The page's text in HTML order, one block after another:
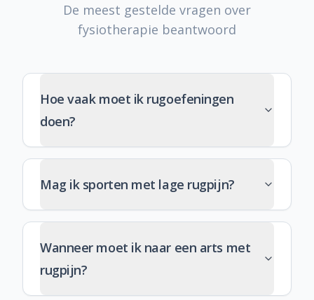
De meest gestelde vragen over
fysiotherapie beantwoord
Hoe vaak moet ik rugoefeningen
doen?
Mag ik sporten met lage rugpijn?
Wanneer moet ik naar een arts met
rugpijn?